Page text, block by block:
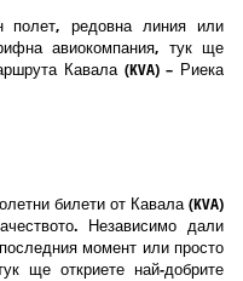
полет, редовна линия или
авиокомпания, тук ще
Кавала (KVA) – Риека
билети от Кавала (KVA)
Независимо дали
момент или просто
ще откриете най-добрите